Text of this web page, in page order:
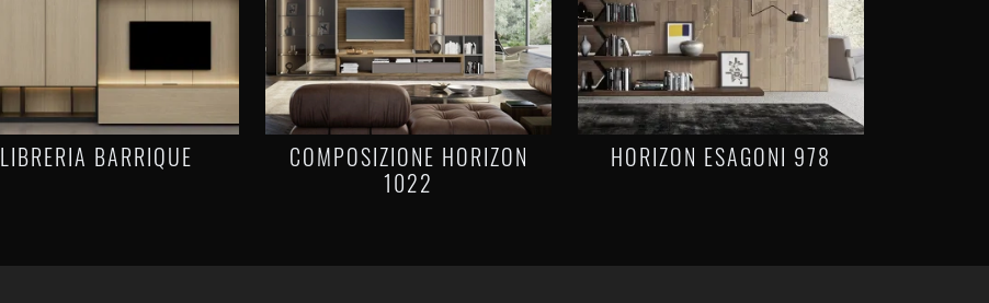
LIBRERIA BARRIQUE
COMPOSIZIONE HORIZON
1022
HORIZON ESAGONI 978